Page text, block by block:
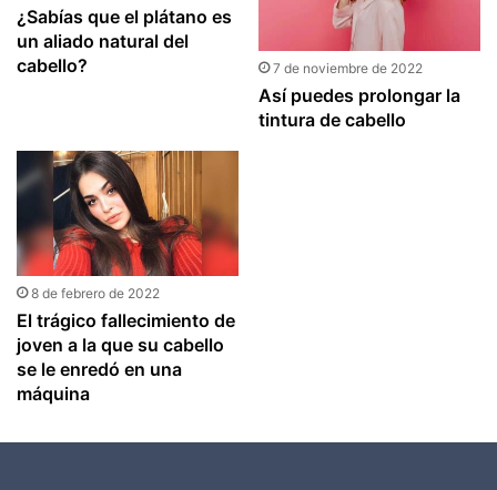
¿Sabías que el plátano es
un aliado natural del
cabello?
7 de noviembre de 2022
Así puedes prolongar la
tintura de cabello
8 de febrero de 2022
El trágico fallecimiento de
joven a la que su cabello
se le enredó en una
máquina